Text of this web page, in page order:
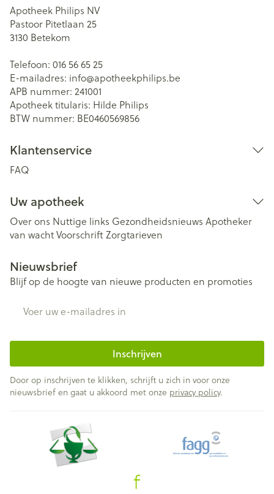
Apotheek Philips NV
Pastoor Pitetlaan 25
3130 Betekom
Telefoon: 016 56 65 25
E-mailadres: info@apotheekphilips.be
APB nummer: 241001
Apotheek titularis: Hilde Philips
BTW nummer: BE0460569856
Klantenservice
FAQ
Uw apotheek
Over ons Nuttige links Gezondheidsnieuws Apotheker
van wachtVoorschriftZorgtarieven
Nieuwsbrief
Blijf op de hoogte van nieuwe producten en promoties
Inschrijven
Door op inschrijven te klikken, schrijft u zich in voor onze
nieuwsbrief en gaat u akkoord met onze privacy policy.